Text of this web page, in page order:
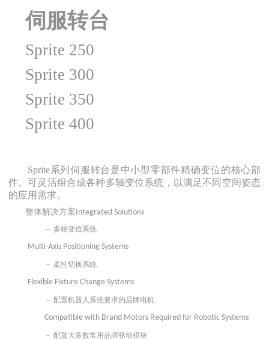
伺服转台
Sprite 250
Sprite 300
Sprite 350
Sprite 400
Sprite系列伺服转台是中小型零部件精确变位的核心部
件。可灵活组合成各种多轴变位系统，以满足不同空间姿态
的应用需求。
整体解决方案Integrated Solutions
－ 多轴变位系统
Multi-Axis Positioning Systems
－ 柔性切换系统
Flexible Fixture Change Systems
－ 配置机器人系统要求的品牌电机
Compatible with Brand Motors Required for Robotic Systems
－ 配置大多数常用品牌驱动模块